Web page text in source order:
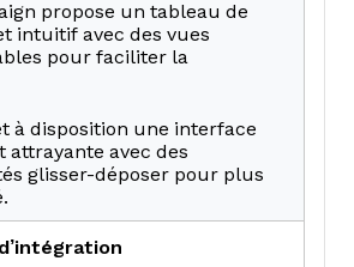
propose un tableau de
intuitif avec des vues
pour faciliter la
à disposition une interface
attrayante avec des
glisser-déposer pour plus